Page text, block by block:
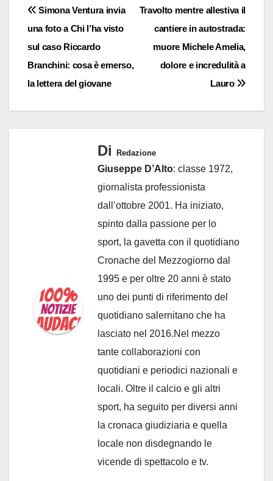
Navigazione
articoli
Travolto mentre allestiva il
cantiere in autostrada:
muore Michele Amelia,
dolore e incredulità a
Lauro
Simona Ventura invia
una foto a Chi l’ha visto
sul caso Riccardo
Branchini: cosa è emerso,
la lettera del giovane
Di Redazione
Giuseppe D’Alto: classe 1972,
giornalista professionista
dall’ottobre 2001. Ha iniziato,
spinto dalla passione per lo
sport, la gavetta con il quotidiano
Cronache del Mezzogiorno dal
1995 e per oltre 20 anni è stato
uno dei punti di riferimento del
quotidiano salernitano che ha
lasciato nel 2016.Nel mezzo
tante collaborazioni con
quotidiani e periodici nazionali e
locali. Oltre il calcio e gli altri
sport, ha seguito per diversi anni
la cronaca giudiziaria e quella
locale non disdegnando le
vicende di spettacolo e tv.